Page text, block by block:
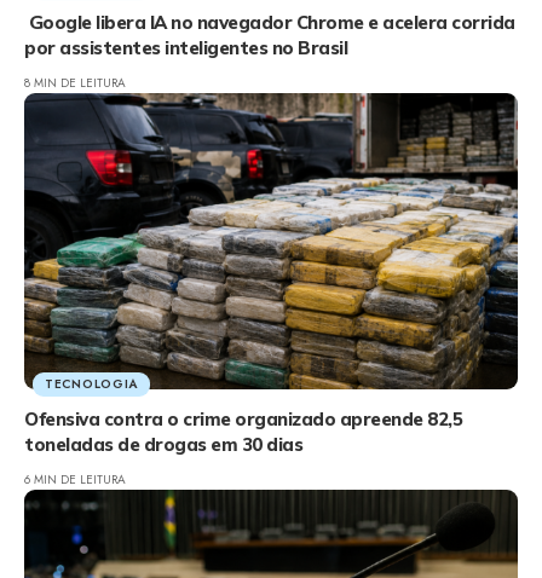
Google libera IA no navegador Chrome e acelera corrida
por assistentes inteligentes no Brasil
8 MIN DE LEITURA
TECNOLOGIA
Ofensiva contra o crime organizado apreende 82,5
toneladas de drogas em 30 dias
6 MIN DE LEITURA